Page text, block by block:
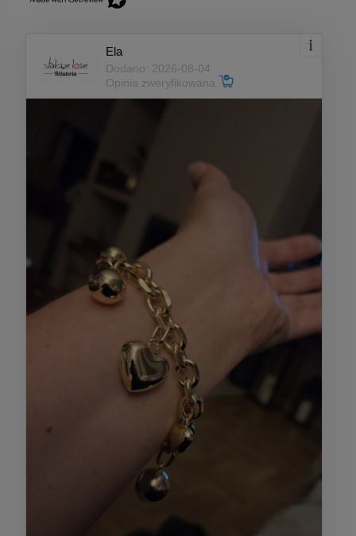
Ela
Dodano: 2026-08-04
Opinia zweryfikowana